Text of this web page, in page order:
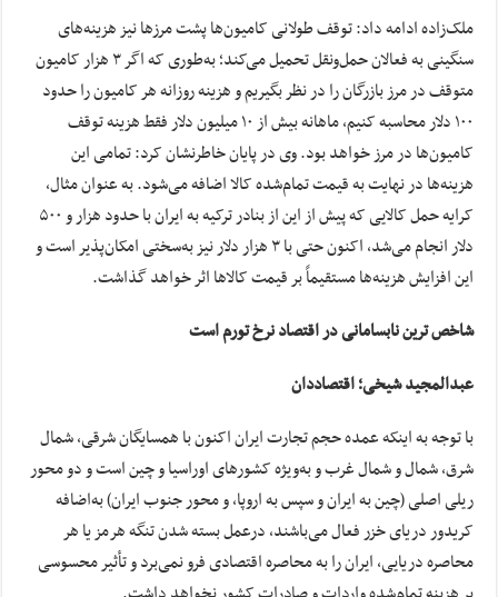
ملک‌زاده ادامه داد: توقف طولانی کامیون‌ها پشت مرزها نیز هزینه‌های
سنگینی به فعالان حمل‌ونقل تحمیل می‌کند؛ به‌طوری که اگر ۳ هزار کامیون
متوقف در مرز بازرگان را در نظر بگیریم و هزینه روزانه هر کامیون را حدود
۱۰۰ دلار محاسبه کنیم، ماهانه بیش از ۱۰ میلیون دلار فقط هزینه توقف
کامیون‌ها در مرز خواهد بود. وی در پایان خاطرنشان کرد: تمامی این
هزینه‌ها در نهایت به قیمت تمام‌شده کالا اضافه می‌شود. به عنوان مثال،
کرایه حمل کالایی که پیش از این از بنادر ترکیه به ایران با حدود هزار و ۵۰۰
دلار انجام می‌شد، اکنون حتی با ۳ هزار دلار نیز به‌سختی امکان‌پذیر است و
این افزایش هزینه‌ها مستقیماً بر قیمت کالاها اثر خواهد گذاشت.
شاخص ترین نابسامانی در اقتصاد نرخ تورم است
عبدالمجید شیخی؛ اقتصاددان
با توجه به اینکه عمده حجم تجارت ایران اکنون با همسایگان شرقی، شمال
شرق، شمال و شمال غرب و به‌ویژه کشورهای اوراسیا و چین است و دو محور
ریلی اصلی (چین به ایران و سپس به اروپا، و محور جنوب ایران) به‌اضافه
کریدور دریای خزر فعال می‌باشند، درعمل بسته شدن تنگه هرمز یا هر
محاصره دریایی، ایران را به محاصره اقتصادی فرو نمی‌برد و تأثیر محسوسی